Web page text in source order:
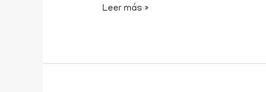
Leer más »